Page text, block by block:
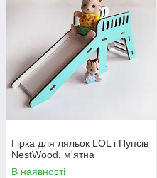
Гірка для ляльок LOL і Пупсів
NestWood, м'ятна
В наявності